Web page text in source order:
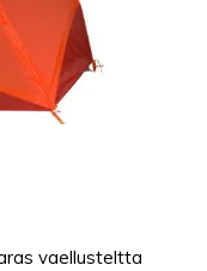
vaellusteltta